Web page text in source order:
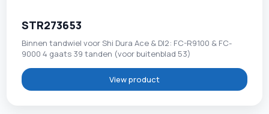
STR273653
Binnen tandwiel voor Shi Dura Ace & DI2: FC-R9100 & FC-
9000 4 gaats 39 tanden (voor buitenblad 53)
View product